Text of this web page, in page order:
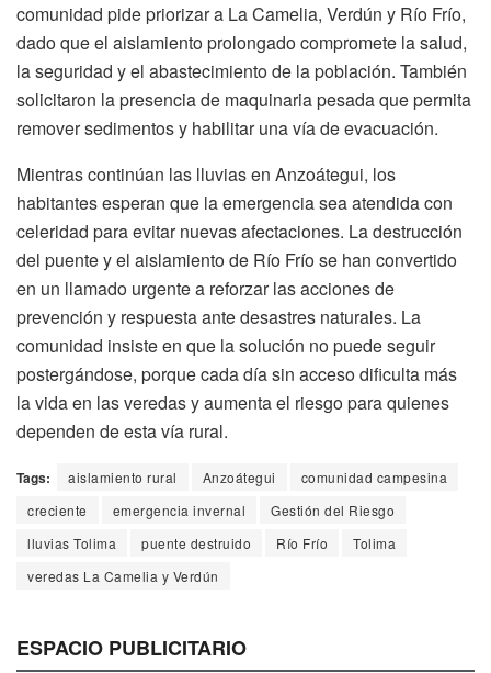
comunidad pide priorizar a La Camelia, Verdún y Río Frío,
dado que el aislamiento prolongado compromete la salud,
la seguridad y el abastecimiento de la población. También
solicitaron la presencia de maquinaria pesada que permita
remover sedimentos y habilitar una vía de evacuación.
Mientras continúan las lluvias en Anzoátegui, los
habitantes esperan que la emergencia sea atendida con
celeridad para evitar nuevas afectaciones. La destrucción
del puente y el aislamiento de Río Frío se han convertido
en un llamado urgente a reforzar las acciones de
prevención y respuesta ante desastres naturales. La
comunidad insiste en que la solución no puede seguir
postergándose, porque cada día sin acceso dificulta más
la vida en las veredas y aumenta el riesgo para quienes
dependen de esta vía rural.
Tags: aislamiento rural Anzoátegui
comunidad campesina
creciente
emergencia invernal
Gestión del Riesgo
lluvias Tolima
puente destruido Río Frío
Tolima
veredas La Camelia y Verdún
ESPACIO PUBLICITARIO